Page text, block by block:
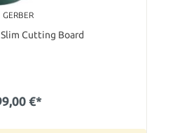
GERBER
Cutting Board
€*